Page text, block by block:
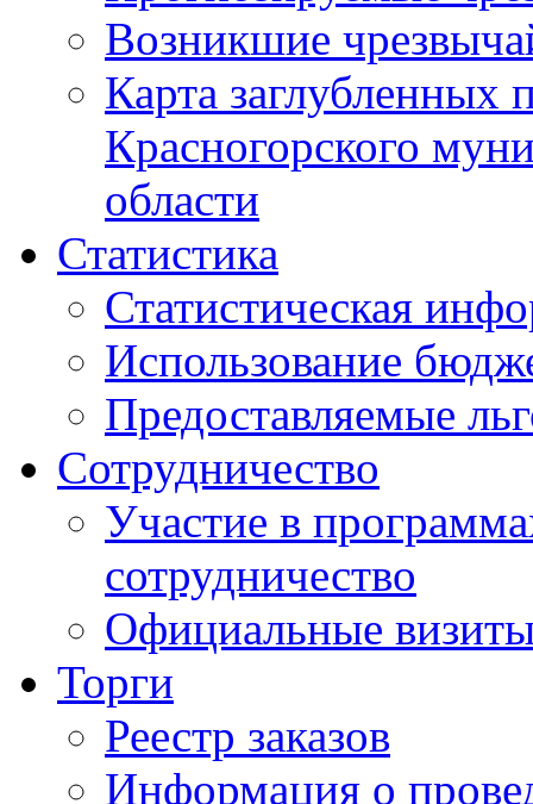
Возникшие
Карта
Красногорского
области
Статистика
Статистическая
Использование
Предоставляемые
Сотрудничество
Участие в
сотрудничество
Официальные
Торги
Реестр заказов
Информация о